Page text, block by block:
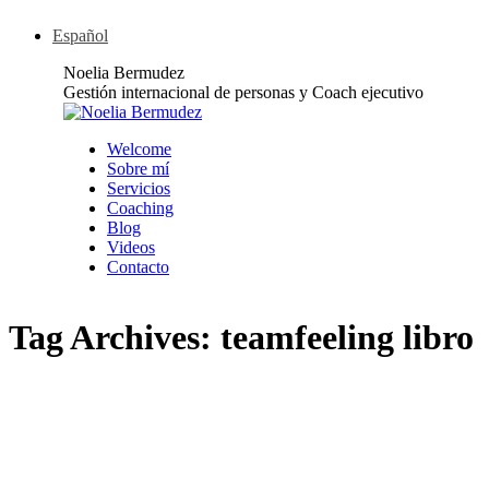
Español
Noelia Bermudez
Gestión internacional de personas y Coach ejecutivo
Welcome
Sobre mí
Servicios
Coaching
Blog
Videos
Contacto
Tag Archives: teamfeeling libro